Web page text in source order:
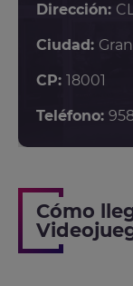
Dirección:
Ciudad:
CP: 18001
Teléfono:
Cómo